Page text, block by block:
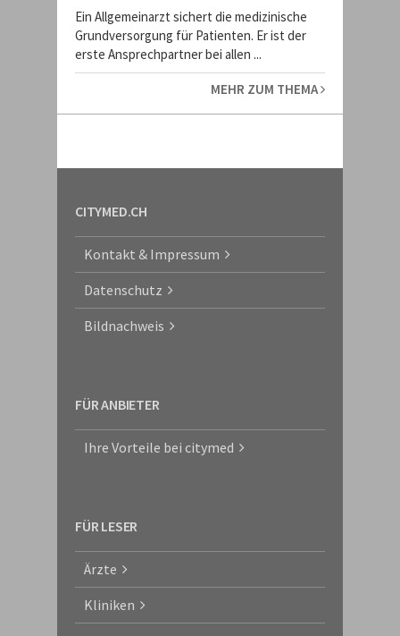
Ein Allgemeinarzt sichert die medizinische
Grundversorgung für Patienten. Er ist der
erste Ansprechpartner bei allen ...
MEHR ZUM THEMA
CITYMED.CH
Kontakt & Impressum
Datenschutz
Bildnachweis
FÜR ANBIETER
Ihre Vorteile bei citymed
FÜR LESER
Ärzte
Kliniken